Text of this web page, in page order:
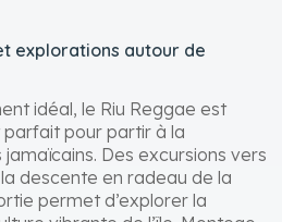
explorations autour de
idéal, le Riu Reggae est
pour partir à la
Des excursions vers
descente en radeau de la
permet d’explorer la